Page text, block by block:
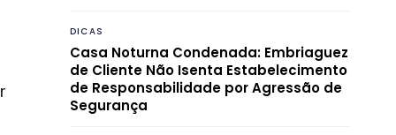
DICAS
Casa Noturna Condenada: Embriaguez
de Cliente Não Isenta Estabelecimento
de Responsabilidade por Agressão de
Segurança